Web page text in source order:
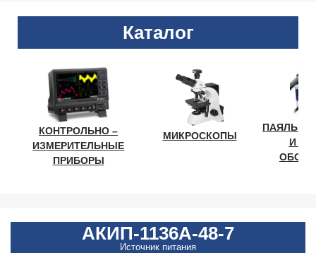
Каталог
КОНТРОЛЬНО –
ИЗМЕРИТЕЛЬНЫЕ
ПРИБОРЫ
МИКРОСКОПЫ
И
АКИП-1136A-48-7
Источник питания